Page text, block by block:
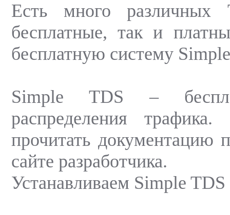
Есть много различных
бесплатные, так и
бесплатную систему
Simple TDS –
распределения
прочитать документацию
сайте разработчика.
Устанавливаем Simple TDS